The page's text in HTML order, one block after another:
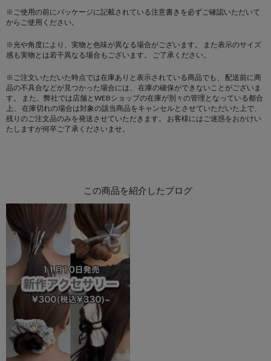
※ご使用の前にパッケージに記載されている注意書きを必ずご確認いただいて
からご使用ください。
※光や角度により、実物と色味が異なる場合がございます。
また表示のサイズ
感も実物とは若干異なる場合もございます。 ご了承ください。
※ご注文いただいた時点では在庫ありと表示されている商品でも、
配送前に商
品の不具合などが見つかった場合には、
在庫の確保ができないことがございま
す。
また、弊社では店舗とWEBショップの在庫が別々の管理となっている都合
上、
在庫切れの場合は対象の該当商品をキャンセルとさせていただいた上で、
残りのご注文品のみを発送させていただきます。
お客様にはご迷惑をおかけい
たしますが何卒ご了承くださいませ。
この商品を紹介したブログ